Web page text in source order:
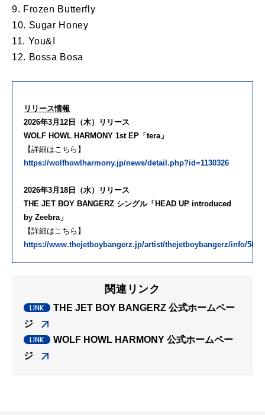
9. Frozen Butterfly
10. Sugar Honey
11. You&I
12. Bossa Bosa
リリース情報
2026年3月12日（木）リリース
WOLF HOWL HARMONY 1st EP「tera」
【詳細はこちら】
https://wolfhowlharmony.jp/news/detail.php?id=1130326
2026年3月18日（水）リリース
THE JET BOY BANGERZ シングル「HEAD UP introduced
by Zeebra」
【詳細はこちら】
https://www.thejetboybangerz.jp/artist/thejetboybangerz/info/
関連リンク
THE JET BOY BANGERZ 公式ホームペー
ジ
WOLF HOWL HARMONY 公式ホームペー
ジ